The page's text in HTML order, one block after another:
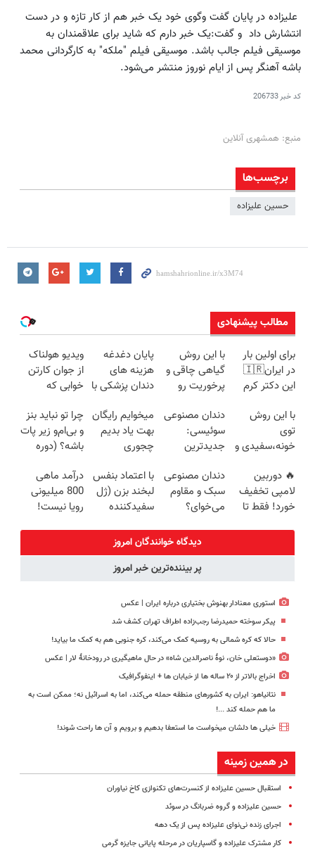
علیزاده در پایان گفت وگوی خود یک خبر هم از کار تازه و در دست
انتشارش داد و گفت:یک خبر دارم که شاید برای علاقمندان به
موسیقی فیلم جالب باشد. موسیقی فیلم "ملکه" به کارگردانی محمد
باشه آهنگر پس از ایام نوروز منتشر می‌شود.
کد خبر206733
منبع: همشهری آنلاین
برچسب‌ها
حسین علیزاده
مطالب پیشنهادی
برای اولین بار
در ایران🇮🇷
این دکتر کرم
روزه ساخت!
با این روش
گیاهی چاقی و
پرخوریت رو
پایان دغدغه
هزینه های
دندان پزشکی با
کننده خانگی
ویدیو هولناک
از جوان کارتن
خوابی که
آموزش رایگان
با این روش
توی
خونه،سفیدی و
برگردون
(40%off)
دندان مصنوعی
سوئیسی:
جدیدترین
سبک و مقاوم |
پرداخت قسطی
میخوایم رایگان
بهت یاد بدیم
چجوری
نداری امتحانش
مجانیه
چرا تو نباید بنز
و بی‌ام‌و زیر پات
باشه؟ (دوره
میلیاردی)
🔥 دوربین
لامپی تخفیف
خورد! فقط تا
دندان مصنوعی
سبک و مقاوم
می‌خوای؟
اقساطی هم
داریم!😍 | 📍
با اعتماد بنفس
لبخند بزن (ژل
سفیدکننده
درآمد ماهی
800 میلیونی
رویا نیست!
دیدگاه خوانندگان امروز
پر بیننده‌ترین خبر امروز
استوری معنادار بهنوش بختیاری درباره ایران | عکس
پیکر سوخته حمیدرضا رجب‌زاده اطراف تهران کشف شد
حالا که کره شمالی به روسیه کمک می‌کند، کره جنوبی هم به کمک ما بیاید!
«دوستعلی خان، نوۀ ناصرالدین شاه» در حال ماهیگیری در رودخانۀ لار | عکس
اخراج بالاتر از ۲۰ ساله ها از خیابان ها + اینفوگرافیک
نتانیاهو: ایران به کشورهای منطقه حمله می‌کند، اما به اسرائیل نه؛ ممکن است به
ما هم حمله کند ...!
خیلی ها دلشان میخواست ما استعفا بدهیم و برویم و آن ها راحت شوند!
در همین زمینه
استقبال حسین علیزاده از کنسرت‌های تکنوازی کاخ نیاوران
حسین علیزاده و گروه ضربانگ در سوئد
اجرای زنده نی‌نوای علیزاده پس از یک دهه
کار مشترک علیزاده و گاسپاریان در مرحله پایانی جایزه گرمی